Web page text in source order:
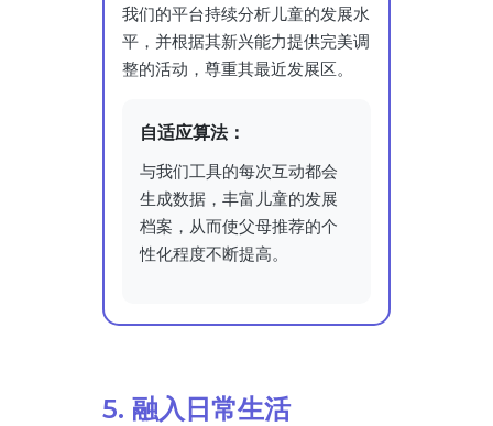
我们的平台持续分析儿童的发展水
平，并根据其新兴能力提供完美调
整的活动，尊重其最近发展区。
自适应算法：
与我们工具的每次互动都会
生成数据，丰富儿童的发展
档案，从而使父母推荐的个
性化程度不断提高。
5. 融入日常生活